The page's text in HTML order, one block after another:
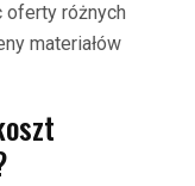
oferty różnych
materiałów